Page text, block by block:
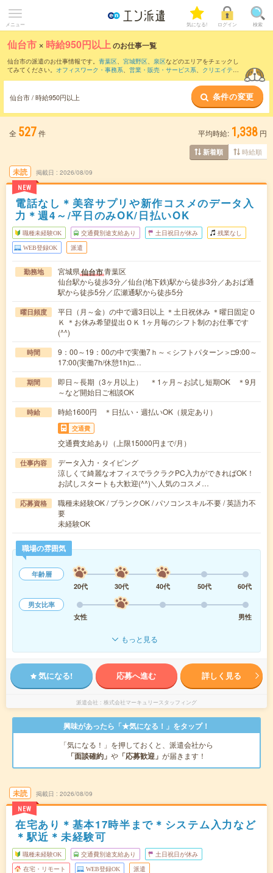
メニュー 気になる! ログイン 検索
仙台市 × 時給950円以上のお仕事一覧
仙台市の派遣のお仕事情報です。 青葉区、 宮城野区、 泉区などのエリアをチェックし
てみてください。 オフィスワーク・事務系、 営業・販売・サービス系、 クリエイティ
時給 1050円以上 1800円以上
当サイトでは法令を遵守し、最低賃金以上の求人のみを掲載しています。
仙台市 / 時給950円以上 条件の変更
全 527件 平均時給: 1,338 円
新着順 時給順
未読
NEW
掲載日 2026/08/09
電話なし＊美容サプリや新作コスメのデータ入
力＊週4～/平日のみOK/日払いOK
職種未経験OK 交通費別途支給あり 土日祝日が休み 残業なし
WEB登録OK 派遣
勤務地 宮城県仙台市青葉区
仙台駅から徒歩3分／仙台(地下鉄)駅から徒歩3分／あおば通
駅から徒歩5分／広瀬通駅から徒歩5分
曜日頻度
平日（月～金）の中で週3日以上 ＊土日祝休み ＊曜日固定Ｏ
Ｋ ＊お休み希望提出ＯＫ 1ヶ月毎のシフト制のお仕事です
(^^)
時間
9：00～19：00の中で実働7ｈ～＜シフトパターン＞□9:00～
17:00(実働7h/休憩1h)□…
期間
即日～長期（3ヶ月以上） ＊1ヶ月～お試し短期OK ＊9月
～など開始日ご相談OK
時給 時給1600円 ＊日払い・週払いOK（規定あり）
交通費
交通費支給あり（上限15000円まで/月）
仕事内容
データ入力・タイピング
涼しくて綺麗なオフィスでラクラクPC入力ができればOK！
お試しスタートも大歓迎(^^)＼人気のコスメ…
応募資格
職種未経験OK / ブランクOK / パソコンスキル不要 / 英語力不
要
未経験OK
職場の雰囲気
年齢層
20代
30代 40代 50代
60代
男女比率
女性
男性
もっと見る
気になる! 応募へ進む 詳しく見る
派遣会社 株式会社マーキュリースタッフィング
興味があったら「★気になる！」をタップ！
「気になる！」を押しておくと、派遣会社から
「面談確約」 や 「応募歓迎」 が届きます！
未読
NEW
掲載日 2026/08/09
在宅あり＊基本17時半まで＊システム入力など
＊駅近＊未経験可
職種未経験OK 交通費別途支給あり 土日祝日が休み
在宅・リモート WEB登録OK 派遣